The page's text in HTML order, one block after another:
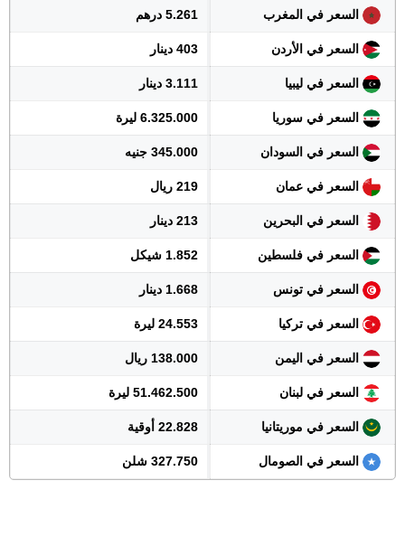
السعر في المغرب 5.261 درهم
السعر في الأردن 403 دينار
السعر في ليبيا 3.111 دينار
السعر في سوريا 6.325.000 ليرة
السعر في السودان 345.000 جنيه
السعر في عمان 219 ريال
السعر في البحرين 213 دينار
السعر في فلسطين 1.852 شيكل
السعر في تونس 1.668 دينار
السعر في تركيا 24.553 ليرة
السعر في اليمن 138.000 ريال
السعر في لبنان 51.462.500 ليرة
السعر في موريتانيا 22.828 أوقية
السعر في الصومال 327.750 شلن